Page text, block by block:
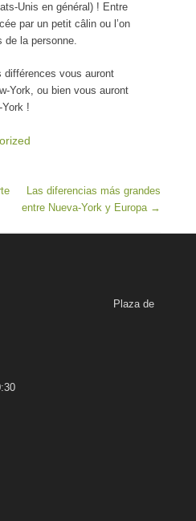
Unis en général) ! Entre
par un petit câlin ou l’on
de la personne.
différences vous auront
York, ou bien vous auront
!
Las diferencias más grandes
entre Nueva-York y Europa →
ZOCO Plaza de